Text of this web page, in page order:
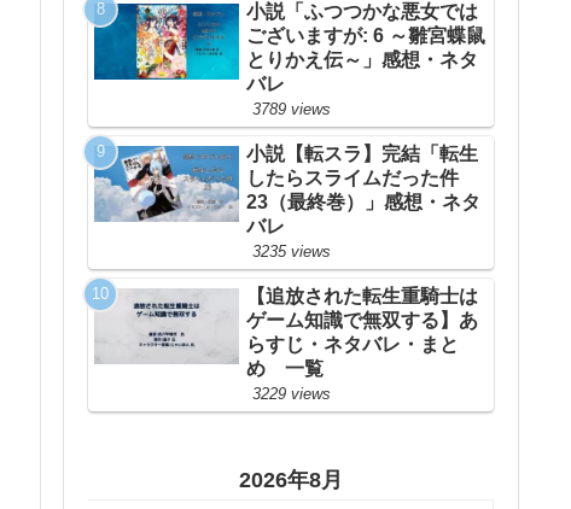
小説「ふつつかな悪女では
ございますが: 6 ～雛宮蝶鼠
とりかえ伝～」感想・ネタ
バレ
3789 views
小説【転スラ】完結「転生
したらスライムだった件
23（最終巻）」感想・ネタ
バレ
3235 views
【追放された転生重騎士は
ゲーム知識で無双する】あ
らすじ・ネタバレ・まと
め 一覧
3229 views
2026年8月